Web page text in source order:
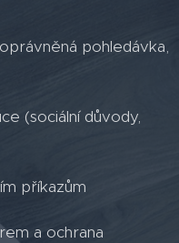
pohledávka,
(sociální důvody,
příkazům
a ochrana